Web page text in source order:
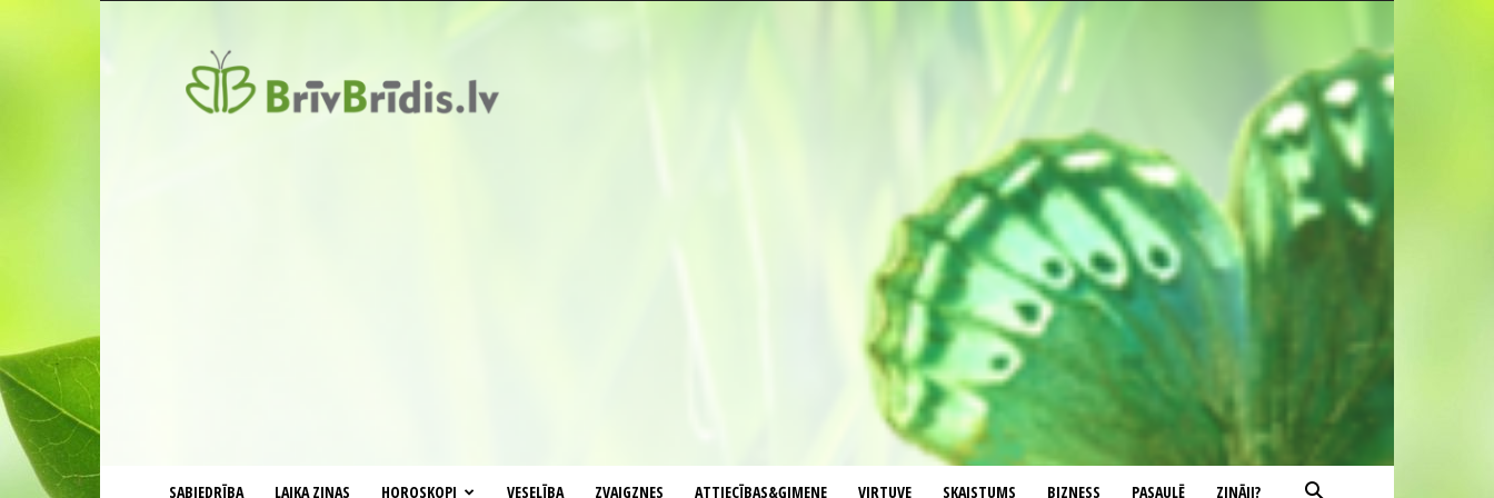
SABIEDRĪBA LAIKA ZIŅAS HOROSKOPI VESELĪBA ZVAIGZNES ATTIECĪBAS&ĢIMENE VIRTUVE SKAISTUMS BIZNESS PASAULĒ ZINĀJI?